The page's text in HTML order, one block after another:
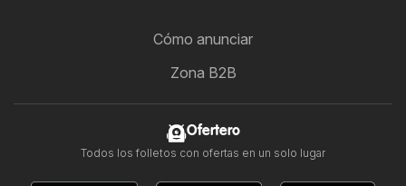
Cómo anunciar
Zona B2B
Ofertero
Todos los folletos con ofertas en un solo lugar